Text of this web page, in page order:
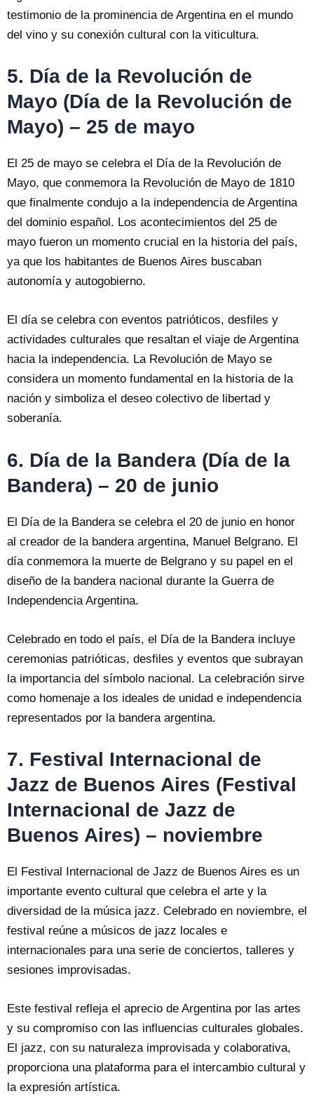
testimonio de la prominencia de Argentina en el mundo
del vino y su conexión cultural con la viticultura.
5. Día de la Revolución de
Mayo (Día de la Revolución de
Mayo) – 25 de mayo
El 25 de mayo se celebra el Día de la Revolución de
Mayo, que conmemora la Revolución de Mayo de 1810
que finalmente condujo a la independencia de Argentina
del dominio español. Los acontecimientos del 25 de
mayo fueron un momento crucial en la historia del país,
ya que los habitantes de Buenos Aires buscaban
autonomía y autogobierno.
El día se celebra con eventos patrióticos, desfiles y
actividades culturales que resaltan el viaje de Argentina
hacia la independencia. La Revolución de Mayo se
considera un momento fundamental en la historia de la
nación y simboliza el deseo colectivo de libertad y
soberanía.
6. Día de la Bandera (Día de la
Bandera) – 20 de junio
El Día de la Bandera se celebra el 20 de junio en honor
al creador de la bandera argentina, Manuel Belgrano. El
día conmemora la muerte de Belgrano y su papel en el
diseño de la bandera nacional durante la Guerra de
Independencia Argentina.
Celebrado en todo el país, el Día de la Bandera incluye
ceremonias patrióticas, desfiles y eventos que subrayan
la importancia del símbolo nacional. La celebración sirve
como homenaje a los ideales de unidad e independencia
representados por la bandera argentina.
7. Festival Internacional de
Jazz de Buenos Aires (Festival
Internacional de Jazz de
Buenos Aires) – noviembre
El Festival Internacional de Jazz de Buenos Aires es un
importante evento cultural que celebra el arte y la
diversidad de la música jazz. Celebrado en noviembre, el
festival reúne a músicos de jazz locales e
internacionales para una serie de conciertos, talleres y
sesiones improvisadas.
Este festival refleja el aprecio de Argentina por las artes
y su compromiso con las influencias culturales globales.
El jazz, con su naturaleza improvisada y colaborativa,
proporciona una plataforma para el intercambio cultural y
la expresión artística.